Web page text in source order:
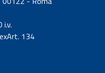
134